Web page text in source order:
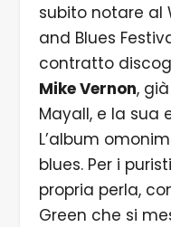
subito notare al
and Blues
contratto
Mike Vernon,
Mayall, e la sua
L’album
blues. Per i
propria perla,
Green che si